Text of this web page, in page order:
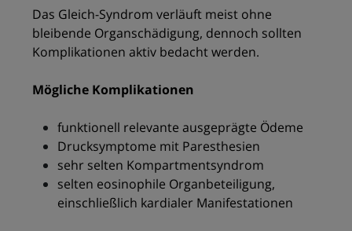
Das Gleich-Syndrom verläuft meist ohne
bleibende Organschädigung, dennoch sollten
Komplikationen aktiv bedacht werden.
Mögliche Komplikationen
funktionell relevante ausgeprägte Ödeme
Drucksymptome mit Paresthesien
sehr selten Kompartmentsyndrom
selten eosinophile Organbeteiligung,
einschließlich kardialer Manifestationen